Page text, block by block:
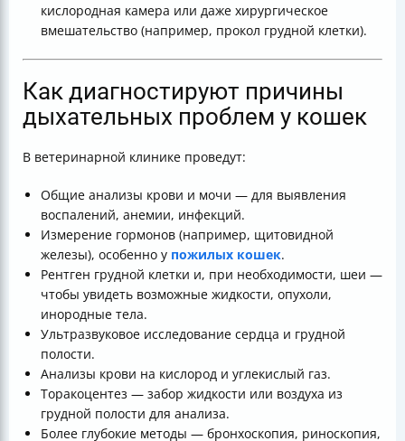
кислородная камера или даже хирургическое
вмешательство (например, прокол грудной клетки).
Как диагностируют причины
дыхательных проблем у кошек
В ветеринарной клинике проведут:
Общие анализы крови и мочи — для выявления
воспалений, анемии, инфекций.
Измерение гормонов (например, щитовидной
железы), особенно у пожилых кошек.
Рентген грудной клетки и, при необходимости, шеи —
чтобы увидеть возможные жидкости, опухоли,
инородные тела.
Ультразвуковое исследование сердца и грудной
полости.
Анализы крови на кислород и углекислый газ.
Торакоцентез — забор жидкости или воздуха из
грудной полости для анализа.
Более глубокие методы — бронхоскопия, риноскопия,